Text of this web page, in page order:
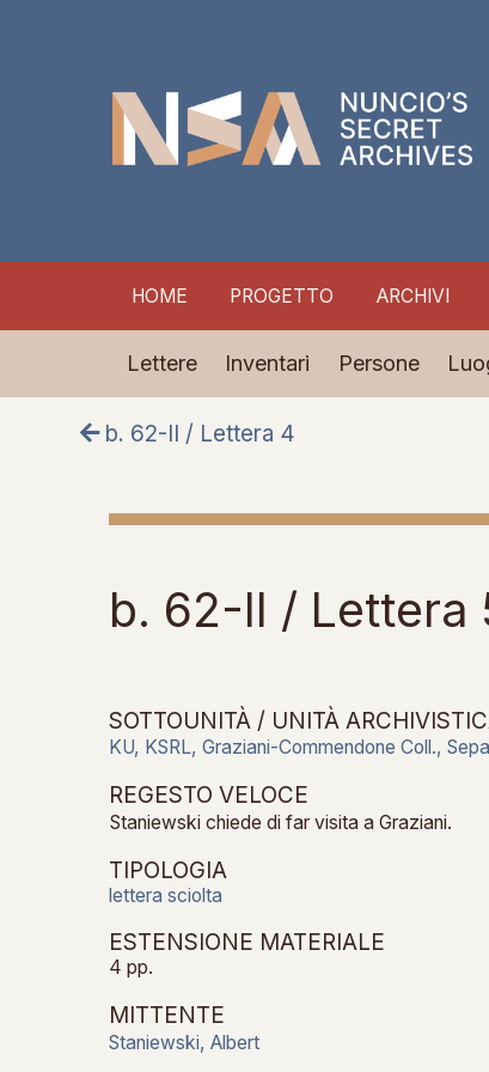
HOME PROGETTO ARCHIVI
Lettere Inventari Persone
b. 62-II / Lettera 4
b. 62-II / Lettera
SOTTOUNITÀ / UNITÀ
KU, KSRL, Graziani-Commendone Coll.,
REGESTO VELOCE
Staniewski chiede di far visita a Graziani.
TIPOLOGIA
lettera sciolta
ESTENSIONE MATERIALE
4 pp.
MITTENTE
Staniewski, Albert